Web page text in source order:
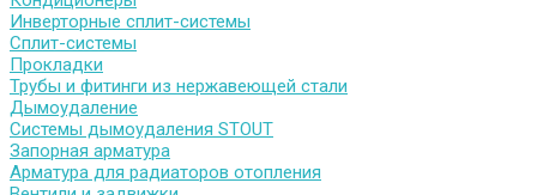
Инверторные сплит-системы
Сплит-системы
Прокладки
Трубы и фитинги из нержавеющей стали
Дымоудаление
Системы дымоудаления STOUT
Запорная арматура
Арматура для радиаторов отопления